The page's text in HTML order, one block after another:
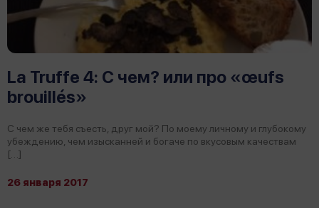
La Truffe 4: С чем? или про «œufs
brouillés»
С чем же тебя съесть, друг мой? По моему личному и глубокому
убеждению, чем изысканней и богаче по вкусовым качествам
[…]
26 января 2017